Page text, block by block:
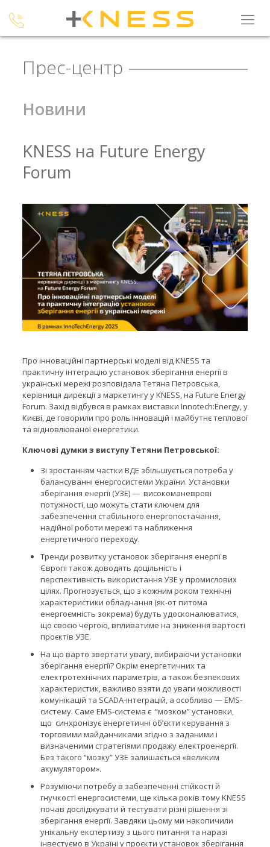
Прес-центр
Новини
KNESS на Future Energy
Forum
Про інноваційні партнерські моделі від KNESS та
практичну інтеграцію установок зберігання енергії в
українські мережі розповідала Тетяна Петровська,
керівниця дирекції з маркетингу у KNESS, на Future Energy
Forum. Захід відбувся в рамках виставки Innotech:Energy, у
Києві, де говорили про роль інновацій і майбутнє теплової
та відновлюваної енергетики.
Ключові думки з виступу Тетяни Петровської:
Зі зростанням частки ВДЕ збільшується потреба у
балансуванні енергосистеми України. Установки
зберігання енергії (УЗЕ) — високоманеврові
потужності, що можуть стати ключем для
забезпечення стабільного енергопостачання,
надійної роботи мережі та наближення
енергетичного переходу.
Тренди розвитку установок зберігання енергії в
Європі також доводять доцільність і
перспективність використання УЗЕ у промислових
цілях. Прогнозується, що з кожним роком технічні
характеристики обладнання (як-от питома
енергоємність зокрема) будуть удосконалюватися,
що своєю чергою, впливатиме на зниження вартості
проєктів УЗЕ.
На що варто звертати увагу, вибираючи установки
зберігання енергії? Окрім енергетичних та
електротехнічних параметрів, а також безпекових
характеристик, важливо взяти до уваги можливості
комунікацій та SCADA-інтеграцій, а особливо — EMS-
систему. Саме EMS-система є “мозком” установки,
що синхронізує енергетичні об’єкти керування з
торговими майданчиками згідно з заданими і
визначеними стратегіями продажу електроенергії.
Без такого “мозку” УЗЕ залишається «великим
акумулятором».
Розуміючи потребу в забезпеченні стійкості й
гнучкості енергосистеми, ще кілька років тому KNESS
почав досліджувати й тестувати різні рішення зі
зберігання енергії. Завдяки цьому ми накопичили
унікальну експертизу з цього питання та наразі
інвестуємо в Україні у проєкти установок зберігання